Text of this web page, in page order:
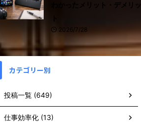
わかったメリット・デメリッ
2026/7/28
カテゴリー別
投稿一覧 (649)
仕事効率化 (13)